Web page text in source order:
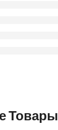
Товары